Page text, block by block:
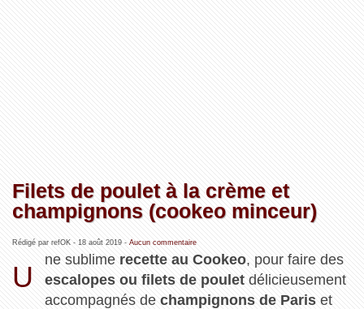
Filets de poulet à la crème et
champignons (cookeo minceur)
Rédigé par refOK - 18 août 2019- Aucun commentaire
U
ne sublime recette au Cookeo, pour faire des
escalopes ou filets de poulet délicieusement
accompagnés dechampignons de Paris et